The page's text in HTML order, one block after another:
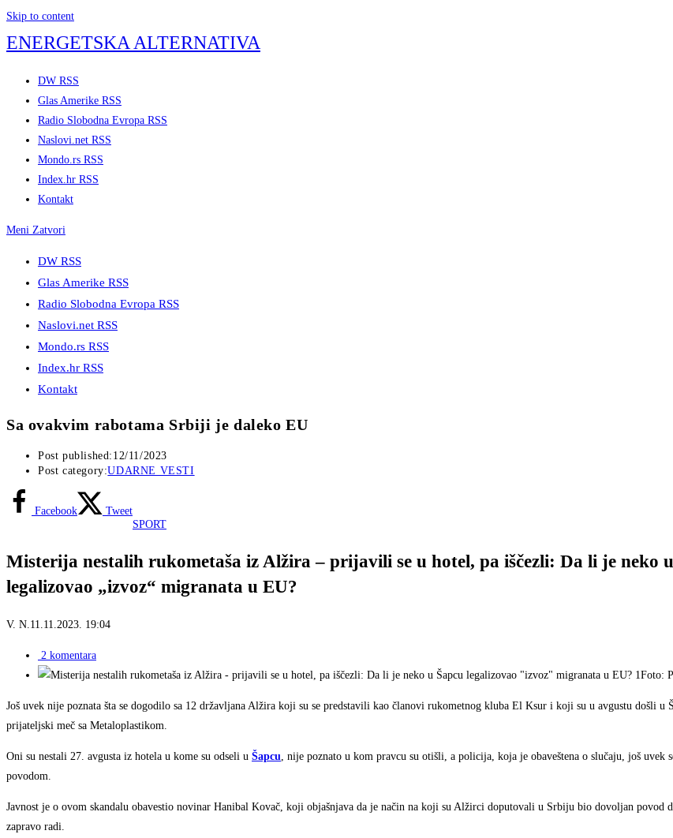
Skip to content
ENERGETSKA ALTERNATIVA
DW RSS
Glas Amerike RSS
Radio Slobodna Evropa RSS
Naslovi.net RSS
Mondo.rs RSS
Index.hr RSS
Kontakt
Meni Zatvori
DW RSS
Glas Amerike RSS
Radio Slobodna Evropa RSS
Naslovi.net RSS
Mondo.rs RSS
Index.hr RSS
Kontakt
Sa ovakvim rabotama Srbiji je daleko EU
Post published: 12/11/2023
Post category:UDARNE VESTI
Facebook
Tweet
SPORT
Misterija nestalih rukometaša iz Alžira – prijavili se u hotel, pa iščezli: Da li je neko
legalizovao „izvoz“ migranata u EU?
V. N.11.11.2023. 19:04
2 komentara
Foto:
Još uvek nije poznata šta se dogodilo sa 12 državljana Alžira koji su se predstavili kao članovi rukometnog kluba El Ksur i koji su u avgustu došli u
prijateljski meč sa Metaloplastikom.
Oni su nestali 27. avgusta iz hotela u kome su odseli u Šapcu, nije poznato u kom pravcu su otišli, a policija, koja je obaveštena o slučaju, još uvek
povodom.
Javnost je o ovom skandalu obavestio novinar Hanibal Kovač, koji objašnjava da je način na koji su Alžirci doputovali u Srbiju bio dovoljan povod
zapravo radi.